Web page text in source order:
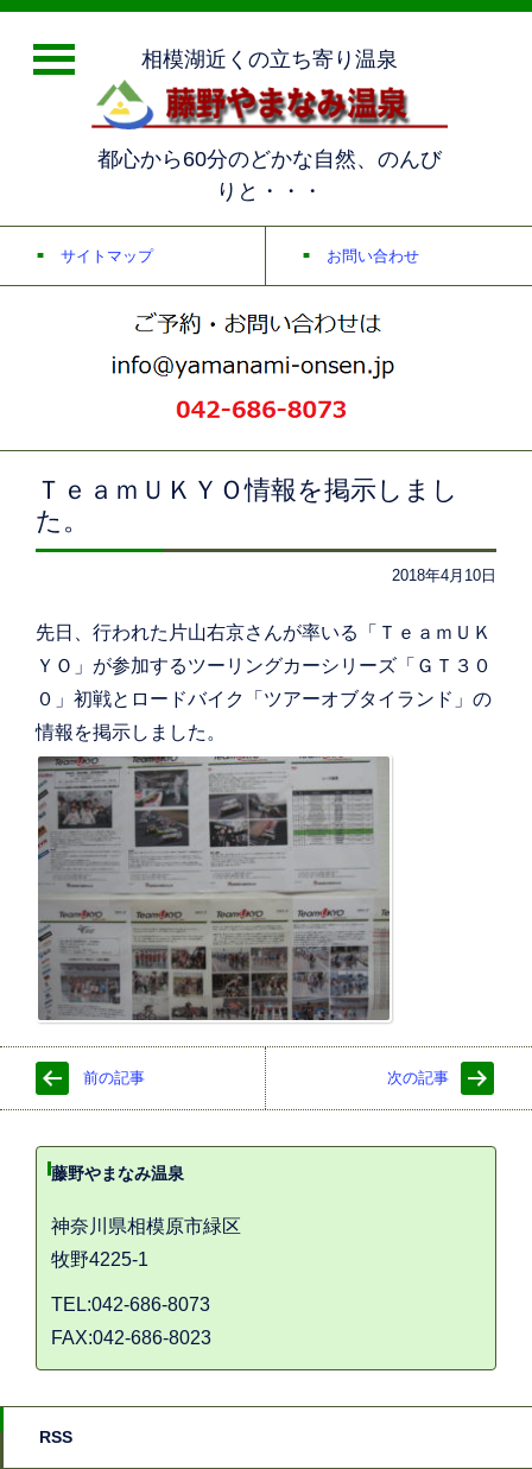
相模湖近くの立ち寄り温泉
都心から60分のどかな自然、のんび
りと・・・
サイトマップ お問い合わせ
ＴｅａｍＵＫＹＯ情報を掲示しまし
た。
2018年4月10日
先日、行われた片山右京さんが率いる「ＴｅａｍＵＫ
ＹＯ」が参加するツーリングカーシリーズ「ＧＴ３０
０」初戦とロードバイク「ツアーオブタイランド」の
情報を掲示しました。
前の記事 次の記事
藤野やまなみ温泉
神奈川県相模原市緑区
牧野4225-1
TEL:042-686-8073
FAX:042-686-8023
RSS